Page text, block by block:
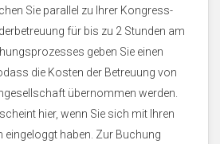
Sie parallel zu Ihrer Kongress-
für bis zu 2 Stunden am
geben Sie einen
die Kosten der Betreuung von
übernommen werden.
hier, wenn Sie sich mit Ihren
eingeloggt haben. Zur Buchung